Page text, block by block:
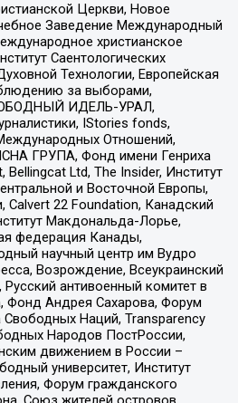
Церкви, Новое
Заведение Международный
христианское
Саентологических
Технологии, Европейская
за выборами,
ИДЕЛЬ-УРАЛ,
IStories fonds,
Отношений,
ГРУПА, Фонд имени Генриха
Bellingcat Ltd, The Insider, Институт
и Восточной Европы,
22 Foundation, Канадский
Макдональда-Лорье,
федерация Канады,
научный центр им Вудро
Возрождение, Всеукраинский
антивоенный комитет в
Фонд Андрея Сахарова, Форум
Наций, Transparеncy
Народов ПостРоссии,
движением в России –
университет, Институт
Форум гражданского